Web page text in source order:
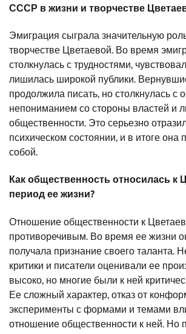
СССР в жизни и творчестве
Эмиграция сыграла значительную
творчестве Цветаевой. Во время
столкнулась с трудностями,
лишилась широкой публики.
продолжила писать, но столкнулась с
непониманием со стороны властей и
общественности. Это серьезно
психическом состоянии, и в итоге она
собой.
Как общественность относилась к
период ее жизни?
Отношение общественности к
противоречивым. Во время ее жизни
получала признание своего таланта.
критики и писатели оценивали ее
высоко, но многие были к ней
Ее сложный характер, отказ от
эксперименты с формами и темами
отношение общественности к ней. Но